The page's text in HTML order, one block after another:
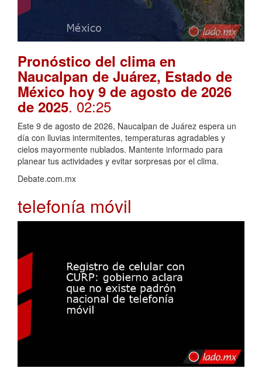
Pronóstico del clima en
Naucalpan de Juárez, Estado de
México hoy 9 de agosto de 2026
de 2025. 02:25
Este 9 de agosto de 2026, Naucalpan de Juárez espera un
día con lluvias intermitentes, temperaturas agradables y
cielos mayormente nublados. Mantente informado para
planear tus actividades y evitar sorpresas por el clima.
Debate.com.mx
telefonía móvil